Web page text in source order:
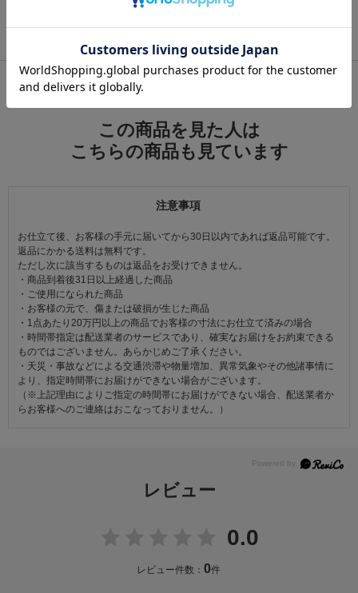
Voice By ondoku3.com音読さん
関連カテゴリ：和装小物/
この商品を見た人は
こちらの商品も見ています
注意事項
お仕立て後、お客様の手元に届いてから30日以内であれば返品可能です。
返品にかかる送料は無料です。
ただし次に該当するものは返品をお受けできません。
・商品到着後31日以上経過した商品
・ご使用になられた商品
・お客様の元で、傷または破損が生じた商品
・1点あたり20万円以上の商品でお客様の寸法にお仕立て済みの場合
・時間帯指定は配送業者のサービスであり、確実なお届けをお約束できる
ものではございません。あらかじめご了承ください。
・天災・事故などによる交通渋滞や物量増加、異常気象やその他諸事情に
より、指定時間帯にお届けができない場合がございます。
（※上記理由によりご指定の時間帯にお届けができない場合、配送業者か
らお客様へのご連絡はおこなっておりません。）
レビュー
0.0
レビュー件数：0件